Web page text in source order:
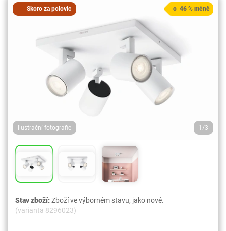
Skoro za polovic
Ilustrační fotografie 1/3
o 46 % méně
Stav zboží:Zboží ve výborném stavu, jako nové.
(varianta 8296023)